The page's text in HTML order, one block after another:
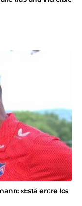
«Está entre los